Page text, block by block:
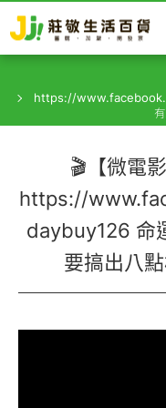
https://
🎬【微電
https://
daybuy126 命
要搞出八